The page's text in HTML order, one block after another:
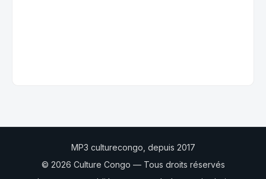
MP3 culturecongo, depuis 2017
© 2026 Culture Congo — Tous droits réservés